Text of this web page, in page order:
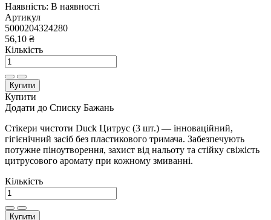
Наявність: В наявності
Артикул
5000204324280
56,10 ₴
Кількість
Купити
Купити
Додати до Списку Бажань
Стікери чистоти Duck Цитрус (3 шт.) — інноваційний,
гігієнічний засіб без пластикового тримача. Забезпечують
потужне піноутворення, захист від нальоту та стійку свіжість
цитрусового аромату при кожному змиванні.
Кількість
Купити